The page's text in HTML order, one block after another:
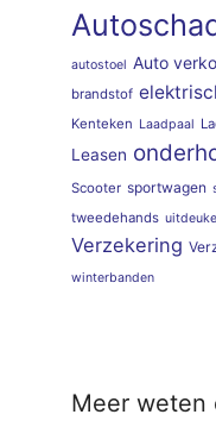
autostoel Auto
brandstof
Kenteken Laadpaal
Leasen
Scooter sportwagen
tweedehands
Verzekering
winterbanden
Meer weten